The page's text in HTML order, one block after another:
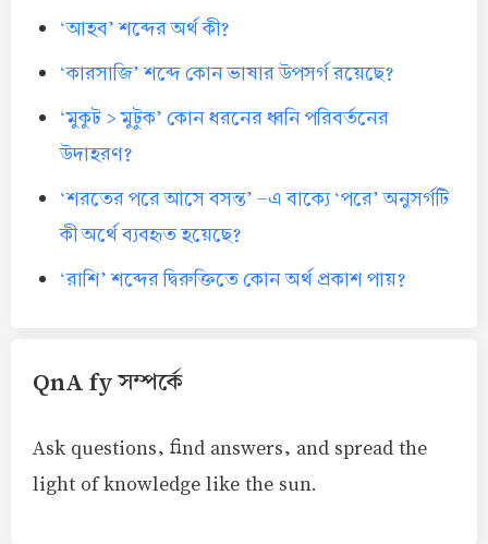
‘আহব’ শব্দের অর্থ কী?
‘কারসাজি’ শব্দে কোন ভাষার উপসর্গ রয়েছে?
‘মুকুট > মুটুক’ কোন ধরনের ধ্বনি পরিবর্তনের
উদাহরণ?
‘শরতের পরে আসে বসন্ত’ -এ বাক্যে ‘পরে’ অনুসর্গটি
কী অর্থে ব্যবহৃত হয়েছে?
‘রাশি’ শব্দের দ্বিরুক্তিতে কোন অর্থ প্রকাশ পায়?
QnA fy সম্পর্কে
Ask questions, find answers, and spread the
light of knowledge like the sun.